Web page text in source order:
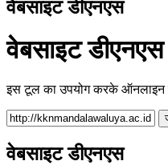
वेबसाइट डीएनएस
वेबसाइट डीएनएस
इस टूल का उपयोग करके ऑनलाइन
वेबसाइट डीएनएस